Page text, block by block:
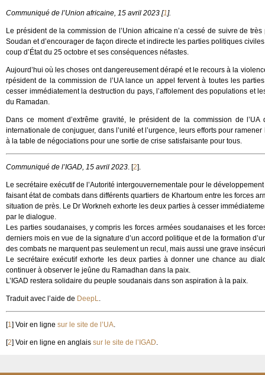
Communiqué de l’Union africaine, 15 avril 2023 [1].
Le président de la commission de l’Union africaine n’a cessé de suivre de
Soudan et d’encourager de façon directe et indirecte les parties politiques
coup d’État du 25 octobre et ses conséquences néfastes.
Aujourd’hui où les choses ont dangereusement dérapé et le recours à la
rpésident de la commission de l’UA lance un appel fervent à toutes les
cesser immédiatement la destruction du pays, l’affolement des populations et
du Ramadan.
Dans ce moment d’extrême gravité, le président de la commission de
internationale de conjuguer, dans l’unité et l’urgence, leurs efforts pour
à la table de négociations pour une sortie de crise satisfaisante pour tous.
Communiqué de l’IGAD, 15 avril 2023. [2].
Le secrétaire exécutif de l’Autorité intergouvernementale pour le
faisant état de combats dans différents quartiers de Khartoum entre les forces
situation de près. Le Dr Workneh exhorte les deux parties à cesser
par le dialogue.
Les parties soudanaises, y compris les forces armées soudanaises et les
derniers mois en vue de la signature d’un accord politique et de la formation
des combats ne marquent pas seulement un recul, mais aussi une grave
Le secrétaire exécutif exhorte les deux parties à donner une chance au
continuer à observer le jeûne du Ramadhan dans la paix.
L’IGAD restera solidaire du peuple soudanais dans son aspiration à la paix.
Traduit avec l’aide de DeepL.
[1] Voir en ligne sur le site de l’UA.
[2] Voir en ligne en anglais sur le site de l’IGAD.